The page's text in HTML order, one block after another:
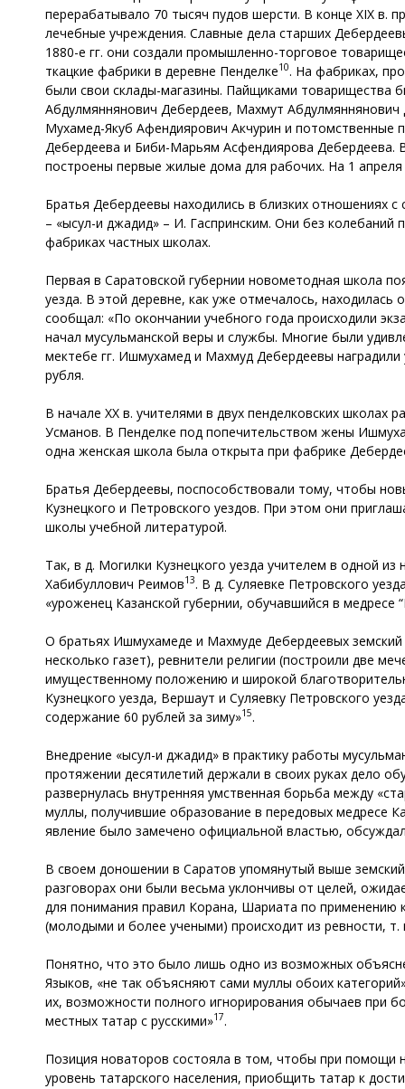
перерабатывало 70 тысяч пудов шерсти. В конце XIX
лечебные учреждения. Славные дела старших
1880-е гг. они создали промышленно-торговое
ткацкие фабрики в деревне Пенделке10. На фабриках,
были свои склады-магазины. Пайщиками товарищества
Абдулмяннянович Дебердеев, Махмут
Мухамед-Якуб Афендиярович Акчурин и
Дебердеева и Биби-Марьям Асфендиярова Дебердеева.
построены первые жилые дома для рабочих. На 1
Братья Дебердеевы находились в близких отношениях
– «ысул-и джадид» – И. Гаспринским. Они без
фабриках частных школах.
Первая в Саратовской губернии новометодная школа
уезда. В этой деревне, как уже отмечалось,
сообщал: «По окончании учебного года происходили
начал мусульманской веры и службы. Многие были
мектебе гг. Ишмухамед и Махмуд Дебердеевы
рубля.
В начале XX в. учителями в двух пенделковских школах
Усманов. В Пенделке под попечительством жены
одна женская школа была открыта при фабрике
Братья Дебердеевы, поспособствовали тому, чтобы
Кузнецкого и Петровского уездов. При этом они
школы учебной литературой.
Так, в д. Могилки Кузнецкого уезда учителем в одной
Хабибуллович Реимов13. В д. Суляевке Петровского
«уроженец Казанской губернии, обучавшийся в
О братьях Ишмухамеде и Махмуде Дебердеевых
несколько газет), ревнители религии (построили две
имущественному положению и широкой
Кузнецкого уезда, Вершаут и Суляевку Петровского
содержание 60 рублей за зиму»15.
Внедрение «ысул-и джадид» в практику работы
протяжении десятилетий держали в своих руках дело
развернулась внутренняя умственная борьба между
муллы, получившие образование в передовых медресе
явление было замечено официальной властью,
В своем доношении в Саратов упомянутый выше
разговорах они были весьма уклончивы от целей,
для понимания правил Корана, Шариата по
(молодыми и более учеными) происходит из ревности,
Понятно, что это было лишь одно из возможных
Языков, «не так объясняют сами муллы обоих
их, возможности полного игнорирования обычаев при
местных татар с русскими»17.
Позиция новаторов состояла в том, чтобы при помощи
уровень татарского населения, приобщить татар к